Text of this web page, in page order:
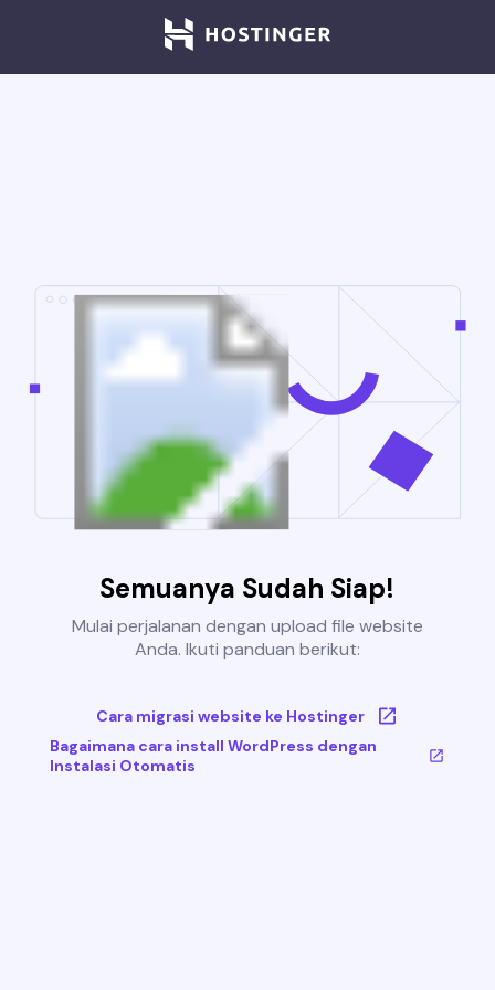
Semuanya Sudah Siap!
Mulai perjalanan dengan upload file website
Anda. Ikuti panduan berikut:
Cara migrasi website ke Hostinger
Bagaimana cara install WordPress dengan
Instalasi Otomatis